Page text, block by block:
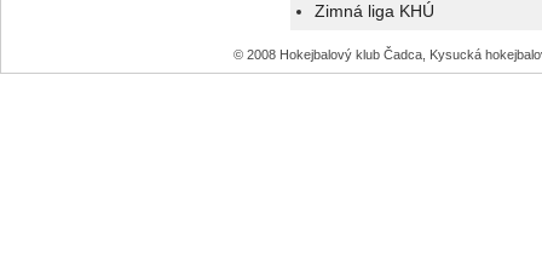
Zimná liga KHÚ
© 2008 Hokejbalový klub Čadca, Kysucká